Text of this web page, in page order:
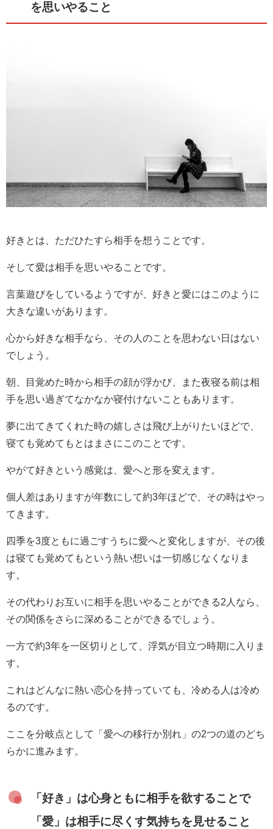
を思いやること
好きとは、ただひたすら相手を想うことです。
そして愛は相手を思いやることです。
言葉遊びをしているようですが、好きと愛にはこのように
大きな違いがあります。
心から好きな相手なら、その人のことを思わない日はない
でしょう。
朝、目覚めた時から相手の顔が浮かび、また夜寝る前は相
手を思い過ぎてなかなか寝付けないこともあります。
夢に出てきてくれた時の嬉しさは飛び上がりたいほどで、
寝ても覚めてもとはまさにこのことです。
やがて好きという感覚は、愛へと形を変えます。
個人差はありますが年数にして約3年ほどで、その時はやっ
てきます。
四季を3度ともに過ごすうちに愛へと変化しますが、その後
は寝ても覚めてもという熱い想いは一切感じなくなりま
す。
その代わりお互いに相手を思いやることができる2人なら、
その関係をさらに深めることができるでしょう。
一方で約3年を一区切りとして、浮気が目立つ時期に入りま
す。
これはどんなに熱い恋心を持っていても、冷める人は冷め
るのです。
ここを分岐点として「愛への移行か別れ」の2つの道のどち
らかに進みます。
「好き」は心身ともに相手を欲することで
「愛」は相手に尽くす気持ちを見せること